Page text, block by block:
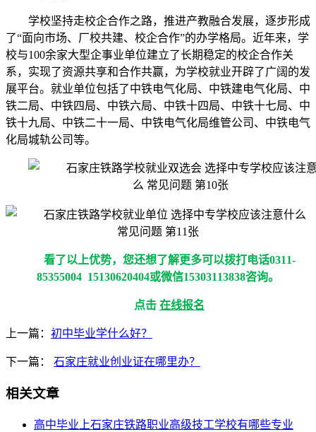
学校坚持走校企合作之路，推进产教融合发展，逐步形成
了“面向市场、厂校共建、校企合作”的办学格局。近年来，学
校与100余家大型企事业单位建立了长期稳定的校企合作关
系，实现了资源共享和合作共赢，为学校就业开辟了广阔的发
展平台。就业单位包括了中铁电气化局、中铁建电气化局、中
铁二局、中铁四局、中铁六局、中铁十四局、中铁十七局、中
铁十九局、中铁二十一局、中铁电气化局维管公司、中铁电气
化局城轨公司等。
看了以上优势，您还想了解更多可以拨打电话0311-
85355004 15130620404或微信15303113838咨询。
点击 在线报名
上一篇： 初中毕业学什么好？
下一篇： 石家庄就业创业证在哪里办？
相关文章
高中毕业上石家庄铁路职业高级技工学校有哪些专业